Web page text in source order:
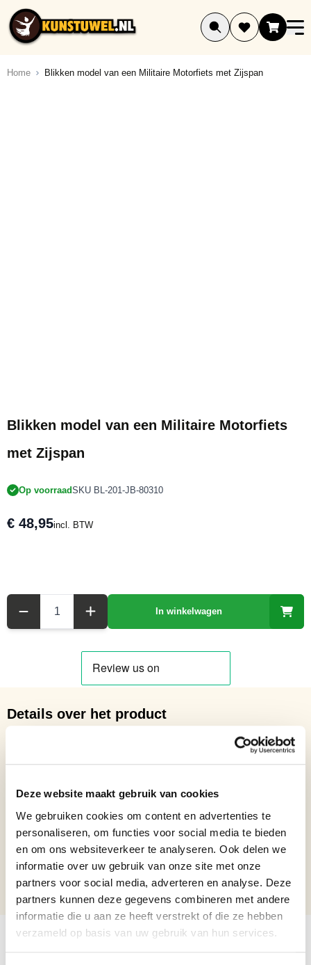
Deze website maakt gebruik van cookies
We gebruiken cookies om content en advertenties te
personaliseren, om functies voor social media te bieden
en om ons websiteverkeer te analyseren. Ook delen we
informatie over uw gebruik van onze site met onze
partners voor social media, adverteren en analyse. Deze
partners kunnen deze gegevens combineren met andere
informatie die u aan ze heeft verstrekt of die ze hebben
verzameld op basis van uw gebruik van hun services.
Ga naar de inhoud
Home Blikken model van een Militaire Motorfiets met Zijspan
Blikken model van een Militaire Motorfiets
met Zijspan
Op voorraadSKU BL-201-JB-80310
€ 48,95incl. BTW
In winkelwagen
Details over het product
Blikken model van een Militaire Motorfiets met Zijspan
Netto gewicht: 1.46 kg
Breedte: 26,1 cm
Formaat beelden Beelden vanaf 36 t/m 60 cm
Binnen beelden
Jubileum cadeau Pensioen cadeau